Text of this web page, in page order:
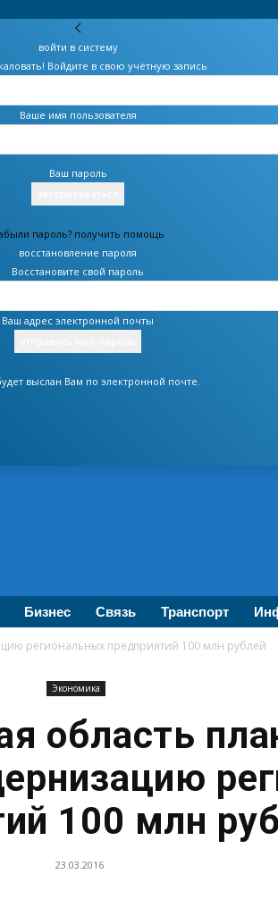
войти в систему
Войдите в свою учётную запись
Ваше имя пользователя
Ваш пароль
пароль? получить помощь
восстановление пароля
Восстановите свой пароль
Ваш адрес электронной почты
выслан Вам по электронной почте.
Бизнес Связь Транспорт
региональных предприятий 100 млн рублей
Экономика
область
100 млн
23.03.2016